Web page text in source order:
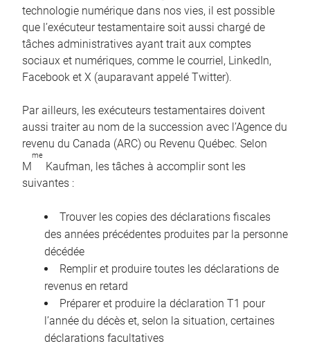
technologie numérique dans nos vies, il est possible
que l’exécuteur testamentaire soit aussi chargé de
tâches administratives ayant trait aux comptes
sociaux et numériques, comme le courriel, LinkedIn,
Facebook et X (auparavant appelé Twitter).
Par ailleurs, les exécuteurs testamentaires doivent
aussi traiter au nom de la succession avec l’Agence du
revenu du Canada (ARC) ou Revenu Québec. Selon
M
me
Kaufman, les tâches à accomplir sont les
suivantes :
Trouver les copies des déclarations fiscales
des années précédentes produites par la personne
décédée
Remplir et produire toutes les déclarations de
revenus en retard
Préparer et produire la déclaration T1 pour
l’année du décès et, selon la situation, certaines
déclarations facultatives